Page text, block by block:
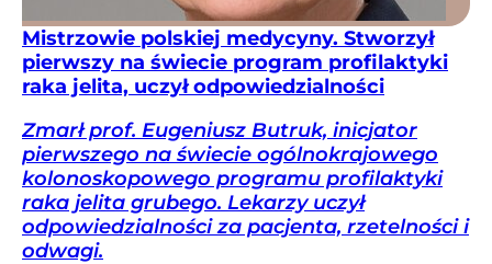
Mistrzowie polskiej medycyny. Stworzył
pierwszy na świecie program profilaktyki
raka jelita, uczył odpowiedzialności
Zmarł prof. Eugeniusz Butruk, inicjator
pierwszego na świecie ogólnokrajowego
kolonoskopowego programu profilaktyki
raka jelita grubego. Lekarzy uczył
odpowiedzialności za pacjenta, rzetelności i
odwagi.